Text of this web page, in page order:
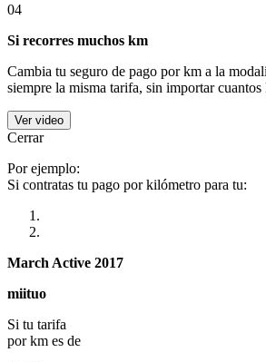
04
Si recorres muchos km
Cambia tu seguro de pago por km a la
siempre la misma tarifa, sin importar cuantos
Ver video
Cerrar
Por ejemplo:
Si contratas tu pago por kilómetro para tu:
March Active 2017
miituo
Si tu tarifa
por km es de